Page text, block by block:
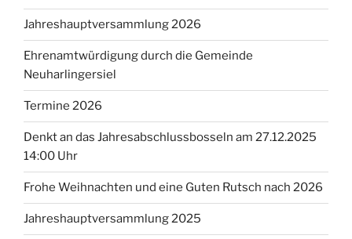
Jahreshauptversammlung 2026
Ehrenamtwürdigung durch die Gemeinde
Neuharlingersiel
Termine 2026
Denkt an das Jahresabschlussbosseln am 27.12.2025
14:00 Uhr
Frohe Weihnachten und eine Guten Rutsch nach 2026
Jahreshauptversammlung 2025